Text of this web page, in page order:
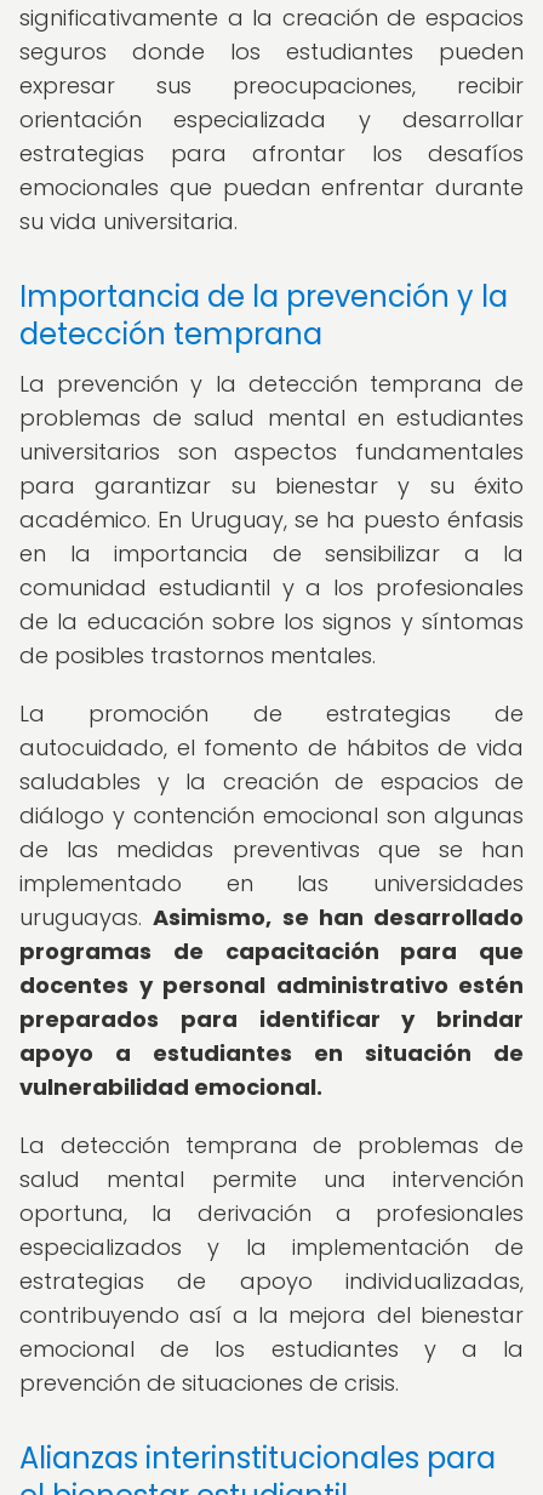
significativamente a la creación de espacios
seguros donde los estudiantes pueden
expresar sus preocupaciones, recibir
orientación especializada y desarrollar
estrategias para afrontar los desafíos
emocionales que puedan enfrentar durante
su vida universitaria.
Importancia de la prevención y la
detección temprana
La prevención y la detección temprana de
problemas de salud mental en estudiantes
universitarios son aspectos fundamentales
para garantizar su bienestar y su éxito
académico. En Uruguay, se ha puesto énfasis
en la importancia de sensibilizar a la
comunidad estudiantil y a los profesionales
de la educación sobre los signos y síntomas
de posibles trastornos mentales.
La promoción de estrategias de
autocuidado, el fomento de hábitos de vida
saludables y la creación de espacios de
diálogo y contención emocional son algunas
de las medidas preventivas que se han
implementado en las universidades
uruguayas.Asimismo, se han desarrollado
programas de capacitación para que
docentes y personal administrativo estén
preparados para identificar y brindar
apoyo a estudiantes en situación de
vulnerabilidad emocional.
La detección temprana de problemas de
salud mental permite una intervención
oportuna, la derivación a profesionales
especializados y la implementación de
estrategias de apoyo individualizadas,
contribuyendo así a la mejora del bienestar
emocional de los estudiantes y a la
prevención de situaciones de crisis.
Alianzas interinstitucionales para